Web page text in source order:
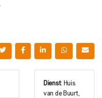
Dienst: Huis
van de Buurt,